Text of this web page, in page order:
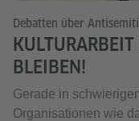
Debatten über
BLEIBEN!
Gerade in
Organisationen wie